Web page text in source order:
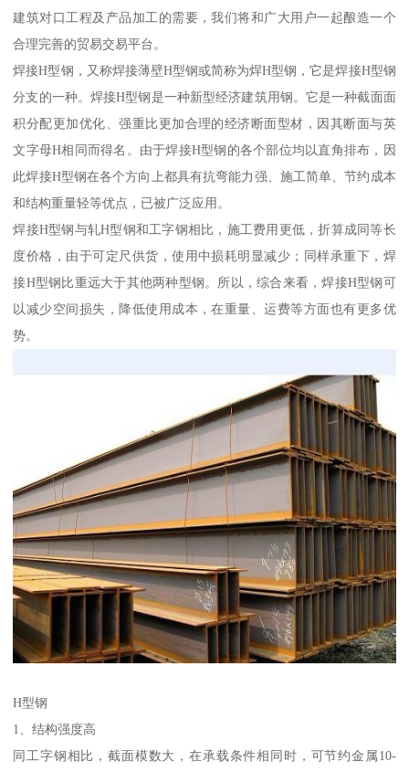
建筑对口工程及产品加工的需要，我们将和广大用户一起酿造一个
合理完善的贸易交易平台。
焊接H型钢，又称焊接薄壁H型钢或简称为焊H型钢，它是焊接H型钢
分支的一种。焊接H型钢是一种新型经济建筑用钢。它是一种截面面
积分配更加优化、强重比更加合理的经济断面型材，因其断面与英
文字母H相同而得名。由于焊接H型钢的各个部位均以直角排布，因
此焊接H型钢在各个方向上都具有抗弯能力强、施工简单、节约成本
和结构重量轻等优点，已被广泛应用。
焊接H型钢与轧H型钢和工字钢相比，施工费用更低，折算成同等长
度价格，由于可定尺供货，使用中损耗明显减少；同样承重下，焊
接H型钢比重远大于其他两种型钢。所以，综合来看，焊接H型钢可
以减少空间损失，降低使用成本，在重量、运费等方面也有更多优
势。
H型钢
1、结构强度高
同工字钢相比，截面模数大，在承载条件相同时，可节约金属10-